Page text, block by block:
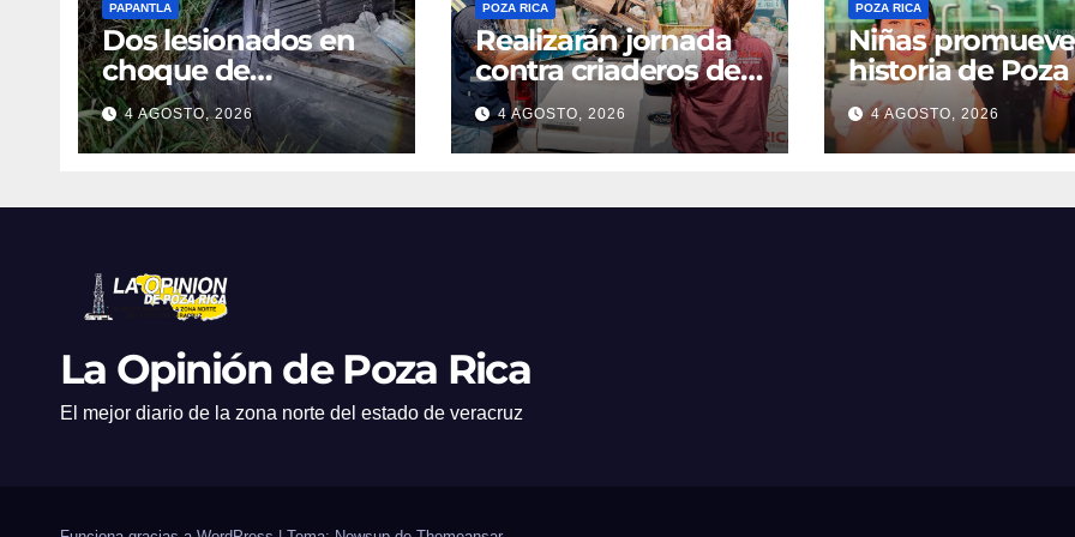
PAPANTLA
Dos lesionados en
choque de
camionetas
4 AGOSTO, 2026
POZA RICA
Realizarán jornada
contra criaderos del
dengue
4 AGOSTO, 2026
POZA RICA
Niñas
historia de Poza
4 AGOSTO, 2026
La Opinión de Poza Rica
El mejor diario de la zona norte del estado de veracruz